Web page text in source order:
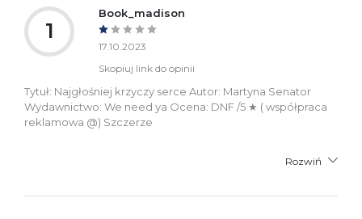
1
Book_madison
17.10.2023
Skopiuj link do opinii
Tytuł: Najgłośniej krzyczy serce Autor: Martyna Senator
Wydawnictwo: We need ya Ocena: DNF /5 ★ ( współpraca
reklamowa @) Szczerze
Rozwiń